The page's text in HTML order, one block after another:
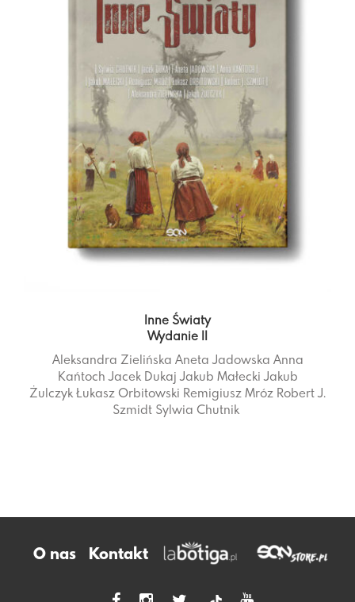
Inne Światy
Wydanie II
Aleksandra Zielińska Aneta Jadowska Anna
Kańtoch Jacek Dukaj Jakub Małecki Jakub
Żulczyk Łukasz Orbitowski Remigiusz Mróz Robert J.
Szmidt Sylwia Chutnik
O nas Kontakt